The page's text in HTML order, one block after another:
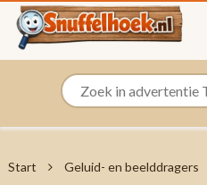
Start Geluid- en beelddragers